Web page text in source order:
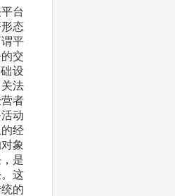
台
态
平
交
设
法
者
动
经
象
是
这
的